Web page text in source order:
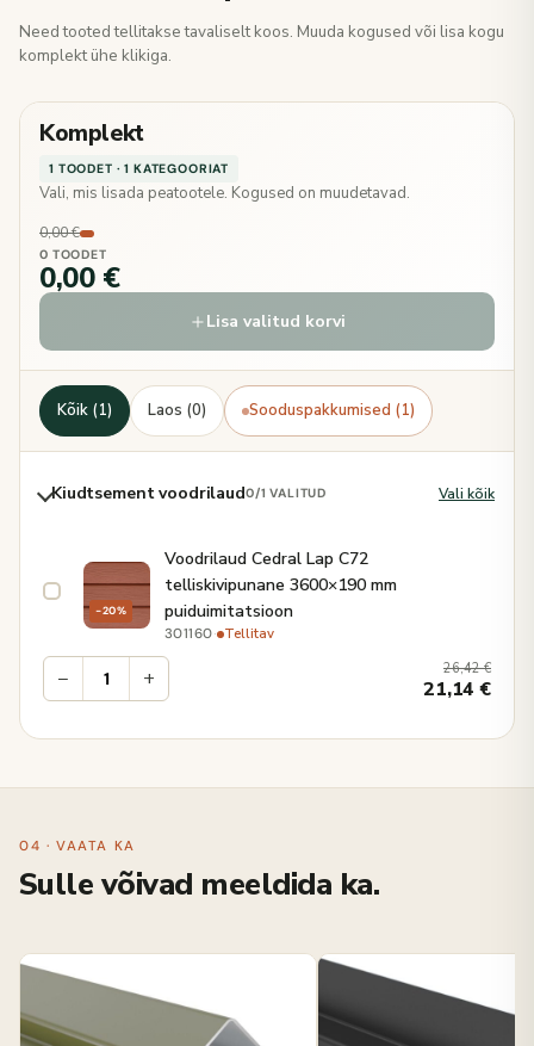
Need tooted tellitakse tavaliselt koos. Muuda kogused või lisa kogu
komplekt ühe klikiga.
Komplekt
1 TOODET · 1 KATEGOORIAT
Vali, mis lisada peatootele. Kogused on muudetavad.
0,00 €
0 TOODET
0,00 €
Lisa valitud korvi
Kõik (1) Laos (0) Sooduspakkumised (1)
Kiudtsement voodrilaud0/1 VALITUD Vali kõik
−20%
Voodrilaud Cedral Lap C72
telliskivipunane 3600×190 mm
puiduimitatsioon
301160· Tellitav
− + 26,42€
21,14€
04 · VAATA KA
Sulle võivad meeldida ka.